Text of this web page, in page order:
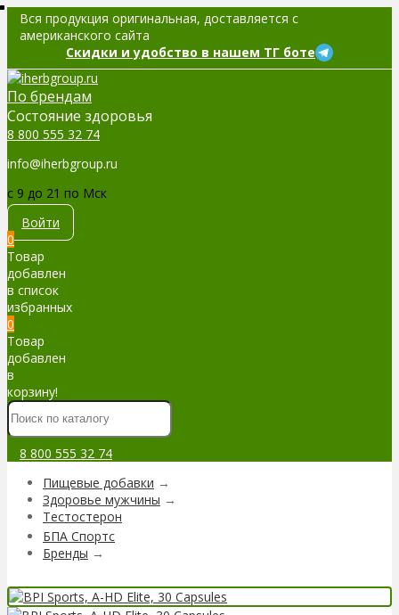
Вся продукция оригинальная, доставляется с
американского сайта
Скидки и удобство в нашем ТГ боте
По брендам
Cостояние здоровья
8 800 555 32 74
info@iherbgroup.ru
c 9 до 21 по Мск
Войти
0
Товар
добавлен
в список
избранных
0
Товар
добавлен
в
корзину!
8 800 555 32 74
Пищевые добавки →
Здоровье мужчины →
Тестостерон
БПА Спортс
Бренды →